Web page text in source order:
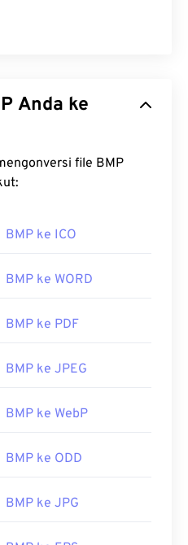
file BMP
BMP ke ICO
BMP ke WORD
BMP ke PDF
BMP ke JPEG
BMP ke WebP
BMP ke ODD
BMP ke JPG